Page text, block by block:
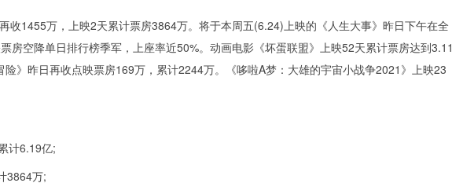
1455万，上映2天累计票房3864万。将于本周五(6.24)上映的《人生大事》昨日下午在全
房空降单日排行榜季军，上座率近50%。动画电影《坏蛋联盟》上映52天累计票房达到3.11
》昨日再收点映票房169万，累计2244万。《哆啦A梦：大雄的宇宙小战争2021》上映23
计6.19亿;
3864万;